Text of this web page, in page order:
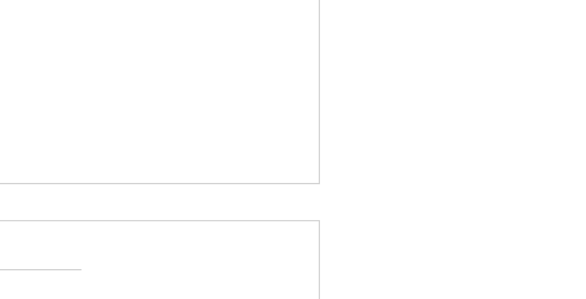
Qual é o tamanho de 16:9?
O tamanho de 16:9 é uma